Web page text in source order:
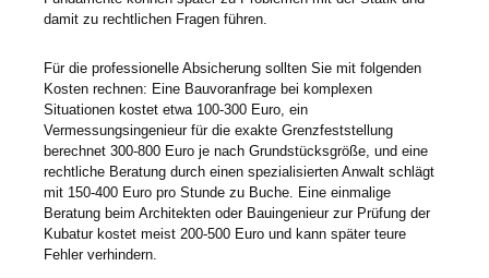
damit zu rechtlichen Fragen führen.
Für die professionelle Absicherung sollten Sie mit folgenden
Kosten rechnen: Eine Bauvoranfrage bei komplexen
Situationen kostet etwa 100-300 Euro, ein
Vermessungsingenieur für die exakte Grenzfeststellung
berechnet 300-800 Euro je nach Grundstücksgröße, und eine
rechtliche Beratung durch einen spezialisierten Anwalt schlägt
mit 150-400 Euro pro Stunde zu Buche. Eine einmalige
Beratung beim Architekten oder Bauingenieur zur Prüfung der
Kubatur kostet meist 200-500 Euro und kann später teure
Fehler verhindern.